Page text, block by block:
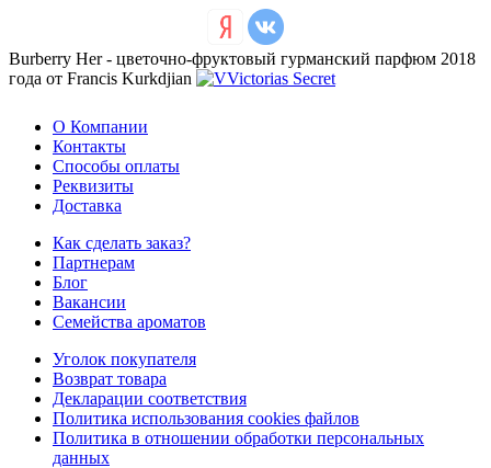
Burberry Her - цветочно-фруктовый гурманский парфюм 2018
года от Francis Kurkdjian
О Компании
Контакты
Способы оплаты
Реквизиты
Доставка
Как сделать заказ?
Партнерам
Блог
Вакансии
Семейства ароматов
Уголок покупателя
Возврат товара
Декларации соответствия
Политика использования cookies файлов
Политика в отношении обработки персональных
данных